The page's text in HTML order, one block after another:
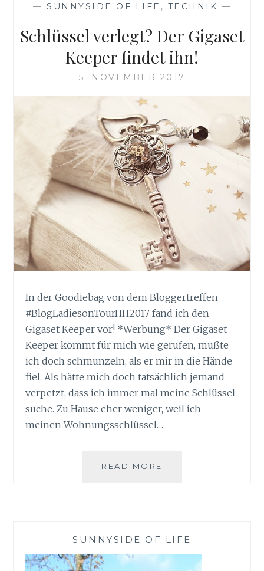
— SUNNYSIDE OF LIFE , TECHNIK —
Schlüssel verlegt? Der Gigaset
Keeper findet ihn!
5. NOVEMBER 2017
In der Goodiebag von dem Bloggertreffen
#BlogLadiesonTourHH2017 fand ich den
Gigaset Keeper vor! *Werbung* Der Gigaset
Keeper kommt für mich wie gerufen, mußte
ich doch schmunzeln, als er mir in die Hände
fiel. Als hätte mich doch tatsächlich jemand
verpetzt, dass ich immer mal meine Schlüssel
suche. Zu Hause eher weniger, weil ich
meinen Wohnungsschlüssel…
READ MORE
IHN!
SUNNYSIDE OF LIFE